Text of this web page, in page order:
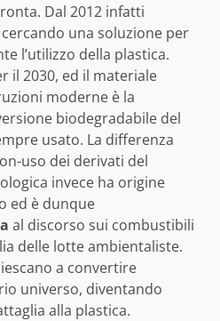
Dal 2012 infatti
una soluzione per
l’utilizzo della plastica.
il 2030, ed il materiale
moderne è la
biodegradabile del
usato. La differenza
uso dei derivati del
invece ha origine
ed è dunque
al discorso sui combustibili
delle lotte ambientaliste.
a convertire
universo, diventando
alla plastica.